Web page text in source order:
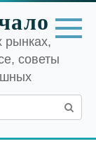
рынках,
советы